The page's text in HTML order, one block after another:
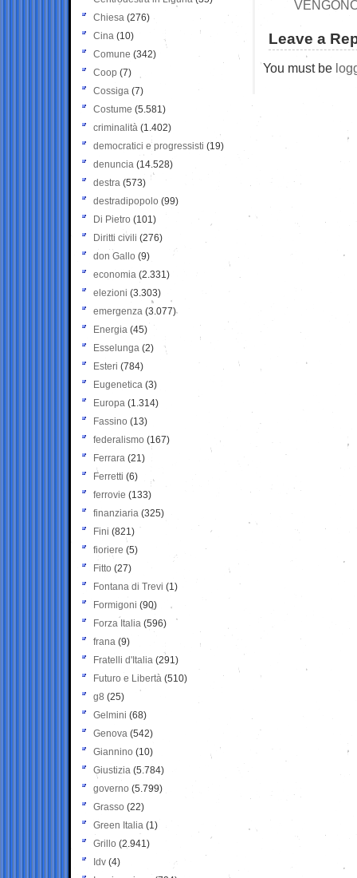
Leave a
You must be
Chiesa (276)
Cina (10)
Comune (342)
Coop (7)
Cossiga (7)
Costume (5.581)
criminalità (1.402)
democratici e progressisti (19)
denuncia (14.528)
destra (573)
destradipopolo (99)
Di Pietro (101)
Diritti civili (276)
don Gallo (9)
economia (2.331)
elezioni (3.303)
emergenza (3.077)
Energia (45)
Esselunga (2)
Esteri (784)
Eugenetica (3)
Europa (1.314)
Fassino (13)
federalismo (167)
Ferrara (21)
Ferretti (6)
ferrovie (133)
finanziaria (325)
Fini (821)
fioriere (5)
Fitto (27)
Fontana di Trevi (1)
Formigoni (90)
Forza Italia (596)
frana (9)
Fratelli d'Italia (291)
Futuro e Libertà (510)
g8 (25)
Gelmini (68)
Genova (542)
Giannino (10)
Giustizia (5.784)
governo (5.799)
Grasso (22)
Green Italia (1)
Grillo (2.941)
Idv (4)